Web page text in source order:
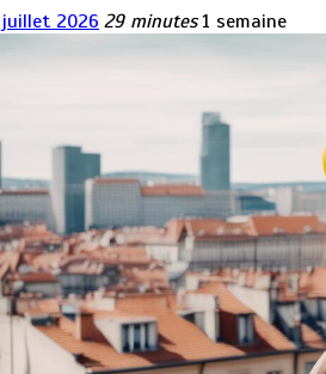
2026 29 minutes 1 semaine